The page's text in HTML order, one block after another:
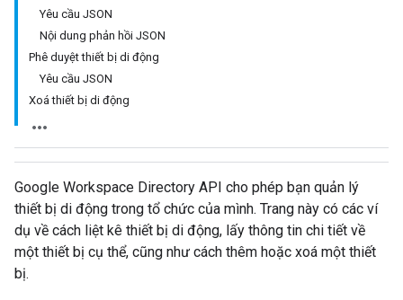
Yêu cầu JSON
Nội dung phản hồi JSON
Phê duyệt thiết bị di động
Yêu cầu JSON
Xoá thiết bị di động
Google Workspace Directory API cho phép bạn quản lý
thiết bị di động trong tổ chức của mình. Trang này có các ví
dụ về cách liệt kê thiết bị di động, lấy thông tin chi tiết về
một thiết bị cụ thể, cũng như cách thêm hoặc xoá một thiết
bị.